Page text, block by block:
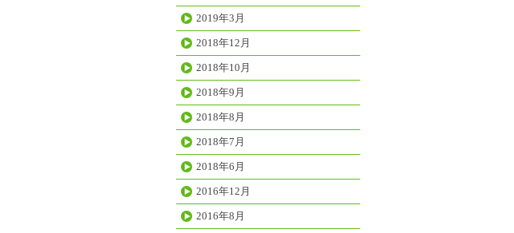
2019年3月
2018年12月
2018年10月
2018年9月
2018年8月
2018年7月
2018年6月
2016年12月
2016年8月